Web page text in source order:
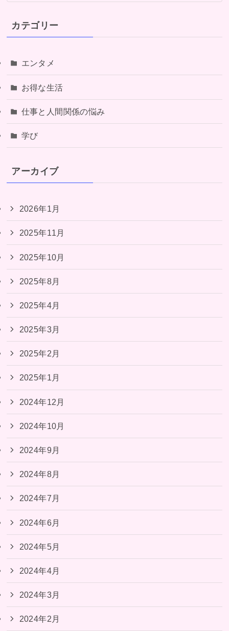
カテゴリー
エンタメ
お得な生活
仕事と人間関係の悩み
学び
アーカイブ
2026年1月
2025年11月
2025年10月
2025年8月
2025年4月
2025年3月
2025年2月
2025年1月
2024年12月
2024年10月
2024年9月
2024年8月
2024年7月
2024年6月
2024年5月
2024年4月
2024年3月
2024年2月